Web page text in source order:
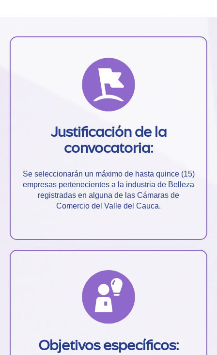
Justificación de la
convocatoria:
Se seleccionarán un máximo de hasta quince (15)
empresas pertenecientes a la industria de Belleza
registradas en alguna de las Cámaras de
Comercio del Valle del Cauca.
Objetivos específicos: